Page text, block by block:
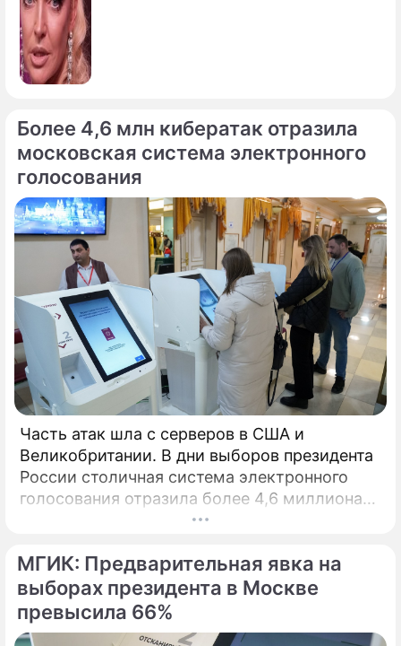
Более 4,6 млн кибератак отразила
московская система электронного
голосования
Часть атак шла с серверов в США и
Великобритании. В дни выборов президента
России столичная система электронного
голосования отразила более 4,6 миллиона
кибератак, сообщил глава Электронного
МГИК: Предварительная явка на
выборах президента в Москве
превысила 66%